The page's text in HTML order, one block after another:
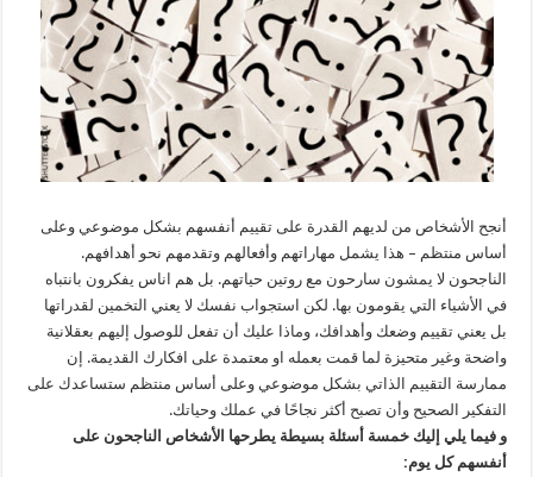
أنجح الأشخاص من لديهم القدرة على تقييم أنفسهم بشكل موضوعي وعلى
أساس منتظم – هذا يشمل مهاراتهم وأفعالهم وتقدمهم نحو أهدافهم.
الناجحون لا يمشون سارحون مع روتين حياتهم. بل هم اناس يفكرون بانتباه
في الأشياء التي يقومون بها. لكن استجواب نفسك لا يعني التخمين لقدراتها
بل يعني تقييم وضعك وأهدافك، وماذا عليك أن تفعل للوصول إليهم بعقلانية
واضحة وغير متحيزة لما قمت بعمله او معتمدة على افكارك القديمة. إن
ممارسة التقييم الذاتي بشكل موضوعي وعلى أساس منتظم ستساعدك على
التفكير الصحيح وأن تصبح أكثر نجاحًا في عملك وحياتك.
و فيما يلي إليك خمسة أسئلة بسيطة يطرحها الأشخاص الناجحون على
أنفسهم كل يوم: